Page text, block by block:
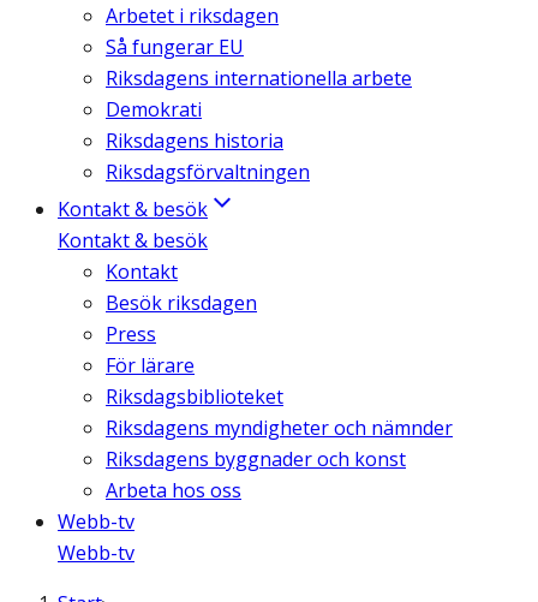
Arbetet i riksdagen
Så fungerar EU
Riksdagens internationella arbete
Demokrati
Riksdagens historia
Riksdagsförvaltningen
Kontakt & besök
Kontakt & besök
Kontakt
Besök riksdagen
Press
För lärare
Riksdagsbiblioteket
Riksdagens myndigheter och nämnder
Riksdagens byggnader och konst
Arbeta hos oss
Webb-tv
Webb-tv